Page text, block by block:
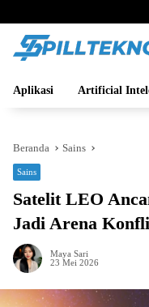
Aplikasi Artificial
Beranda Sains
Sains
Satelit LEO
Jadi Arena
Maya Sari
23 Mei 2026